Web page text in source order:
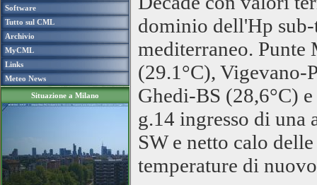
Software
Tutto sul CML
Archivio
MyCML
Links
Meteo News
Situazione a Milano
dominio dell'Hp
mediterraneo.
(29.1°C), Vigevano-
Ghedi-BS (28,6°C)
g.14 ingresso di una
SW e netto calo
temperature di